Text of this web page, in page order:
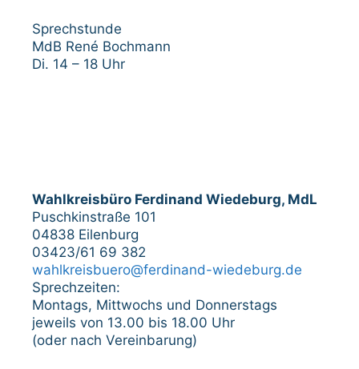
Sprechstunde
MdB René Bochmann
Di. 14 – 18 Uhr
Wahlkreisbüro Ferdinand Wiedeburg, MdL
Puschkinstraße 101
04838 Eilenburg
03423/61 69 382
wahlkreisbuero@ferdinand-wiedeburg.de
Sprechzeiten:
Montags, Mittwochs und Donnerstags
jeweils von 13.00 bis 18.00 Uhr
(oder nach Vereinbarung)